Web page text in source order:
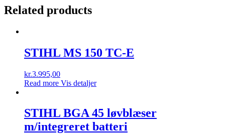
FS
quantity
Related products
STIHL MS 150 TC-E
kr.3.995,00
Read more Vis detaljer
STIHL BGA 45 løvblæser
m/integreret batteri